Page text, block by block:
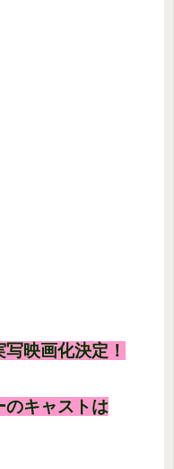
映画化決定！
のキャストは